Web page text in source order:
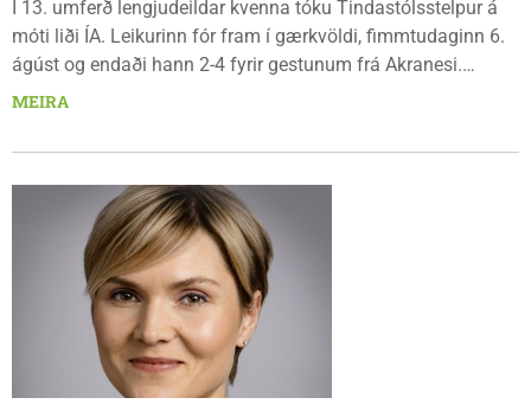
Í 13. umferð lengjudeildar kvenna tóku Tindastólsstelpur á
móti liði ÍA. Leikurinn fór fram í gærkvöldi, fimmtudaginn 6.
ágúst og endaði hann 2-4 fyrir gestunum frá Akranesi.
Tindastólsliðið frumsýndi tvo nýja leikmenn en þær dönsku
tvíburar.
MEIRA